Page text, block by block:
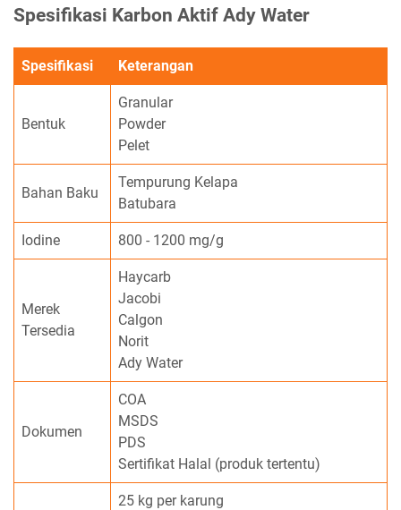
Spesifikasi Karbon Aktif Ady Water
Spesifikasi Keterangan
Bentuk
Granular
Powder
Pelet
Bahan Baku
Tempurung Kelapa
Batubara
Iodine 800 - 1200 mg/g
Merek
Tersedia
Haycarb
Jacobi
Calgon
Norit
Ady Water
Dokumen
COA
MSDS
PDS
Sertifikat Halal (produk tertentu)
25 kg per karung